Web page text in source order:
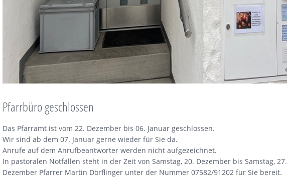
Pfarrbüro geschlossen
Das Pfarramt ist vom 22. Dezember bis 06. Januar geschlossen.
Wir sind ab dem 07. Januar gerne wieder für Sie da.
Anrufe auf dem Anrufbeantworter werden nicht aufgezeichnet.
In pastoralen Notfällen steht in der Zeit von Samstag, 20. Dezember bis Samstag, 27.
Dezember Pfarrer Martin Dörflinger unter der Nummer 07582/91202 für Sie bereit.